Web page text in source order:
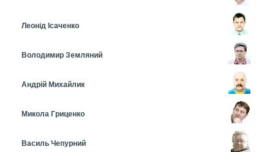
Леонід Ісаченко
Володимир Земляний
Андрій Михайлик
Микола Гриценко
Василь Чепурний